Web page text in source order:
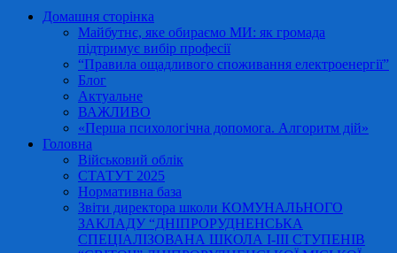
Домашня сторінка
Майбутнє, яке обираємо МИ: як громада
підтримує вибір професії
“Правила ощадливого споживання електроенергії”
Блог
Актуальне
ВАЖЛИВО
«Перша психологічна допомога. Алгоритм дій»
Головна
Військовий облік
СТАТУТ 2025
Нормативна база
Звіти директора школи КОМУНАЛЬНОГО
ЗАКЛАДУ “ДНІПРОРУДНЕНСЬКА
СПЕЦІАЛІЗОВАНА ШКОЛА І-ІІІ СТУПЕНІВ